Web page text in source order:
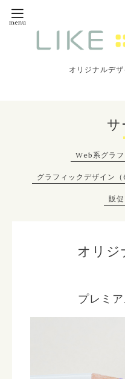
オリジナルデ
サ
Web系グラフ
グラフィックデザイン（6
販促
オリジ
プレミ